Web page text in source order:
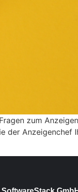
zum
der Anzeigenchef